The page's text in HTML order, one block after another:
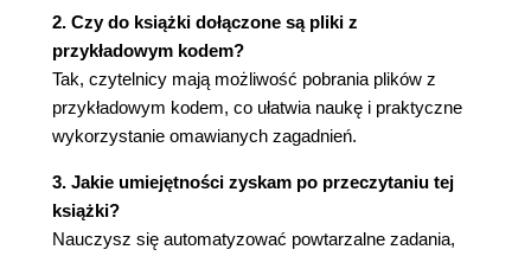
Jak to działa?
Dodatkowe informacje
Zobacz także
Wprowadzenie do wyrażeń regularnych
Przygotowania
Jak to działa?
Zobacz także
2. Czy do książki dołączone są pliki z
przykładowym kodem?
Tak, czytelnicy mają możliwość pobrania plików z
przykładowym kodem, co ułatwia naukę i praktyczne
wykorzystanie omawianych zagadnień.
3. Jakie umiejętności zyskam po przeczytaniu tej
książki?
Nauczysz się automatyzować powtarzalne zadania,